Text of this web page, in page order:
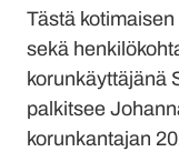
Tästä
sekä
korunkäyttäjänä
palkitsee
korunkantajan